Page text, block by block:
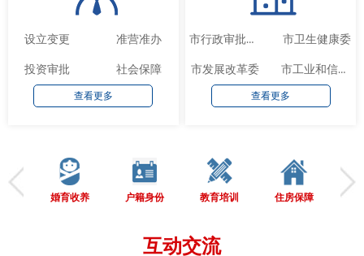
设立变更
准营准办
投资审批
社会保障
查看更多
市行政审批服务局
市卫生健康委
市发展改革委
市工业和信息化局
查看更多
婚育收养 户籍身份 教育培训 住房保障
互动交流